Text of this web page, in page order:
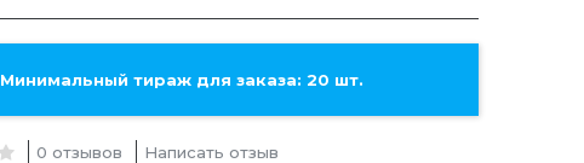
Минимальный тираж для заказа: 20 шт.
0 отзывов Написать отзыв